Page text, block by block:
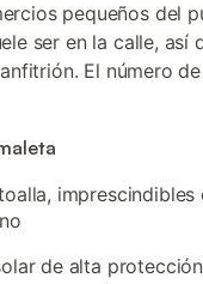
pequeños del
ser en la calle, así
El número
imprescindibles
de alta